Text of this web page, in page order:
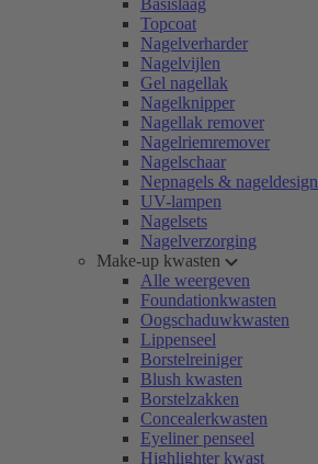
Basislaag
Topcoat
Nagelverharder
Nagelvijlen
Gel nagellak
Nagelknipper
Nagellak remover
Nagelriemremover
Nagelschaar
Nepnagels & nageldesign
UV-lampen
Nagelsets
Nagelverzorging
Make-up kwasten
Alle weergeven
Foundationkwasten
Oogschaduwkwasten
Lippenseel
Borstelreiniger
Blush kwasten
Borstelzakken
Concealerkwasten
Eyeliner penseel
Highlighter kwast